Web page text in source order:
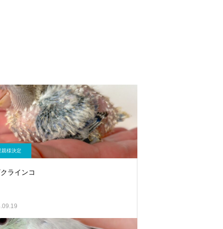
親様決定
ラインコ